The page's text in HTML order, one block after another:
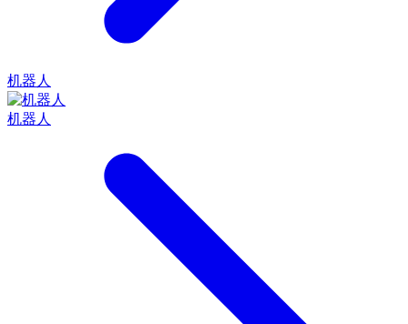
机器人
机器人